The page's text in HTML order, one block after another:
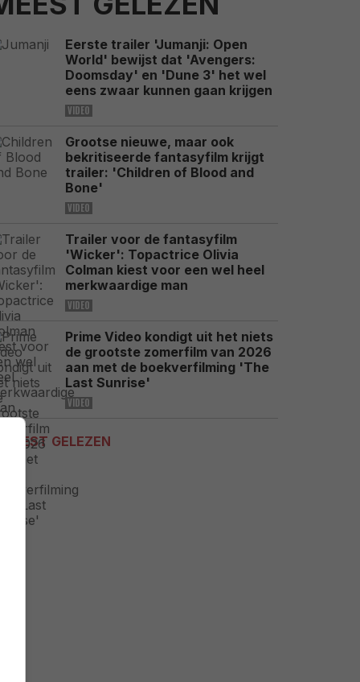
Eerste trailer 'Jumanji: Open
World' bewijst dat 'Avengers:
Doomsday' en 'Dune 3' het wel
eens zwaar kunnen gaan krijgen
VIDEO
Grootse nieuwe, maar ook
bekritiseerde fantasyfilm krijgt
trailer: 'Children of Blood and
Bone'
VIDEO
Trailer voor de fantasyfilm
'Wicker': Topactrice Olivia
Colman kiest voor een wel heel
merkwaardige man
VIDEO
Prime Video kondigt uit het niets
de grootste zomerfilm van 2026
aan met de boekverfilming 'The
Last Sunrise'
VIDEO
MEEST GELEZEN